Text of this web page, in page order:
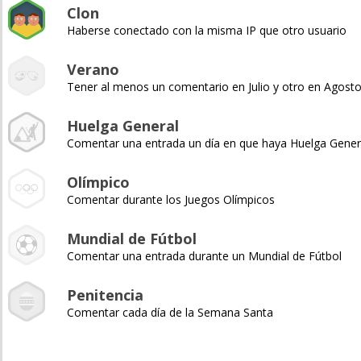
Clon
Haberse conectado con la misma IP que otro usuario
Verano
Tener al menos un comentario en Julio y otro en Agosto
Huelga General
Comentar una entrada un día en que haya Huelga
Olímpico
Comentar durante los Juegos Olímpicos
Mundial de Fútbol
Comentar una entrada durante un Mundial de Fútbol
Penitencia
Comentar cada día de la Semana Santa